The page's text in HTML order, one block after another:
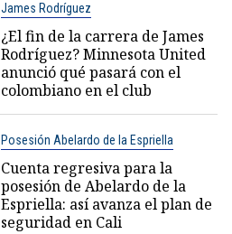
James Rodríguez
¿El fin de la carrera de James
Rodríguez? Minnesota United
anunció qué pasará con el
colombiano en el club
Posesión Abelardo de la Espriella
Cuenta regresiva para la
posesión de Abelardo de la
Espriella: así avanza el plan de
seguridad en Cali